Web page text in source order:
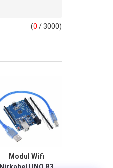
(0 / 3000)
Modul Wifi